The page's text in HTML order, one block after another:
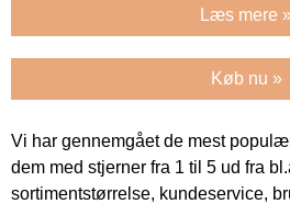
Læs mere
Køb nu »
Vi har gennemgået de mest
dem med stjerner fra 1 til 5 ud fra
sortimentstørrelse, kundeservice,